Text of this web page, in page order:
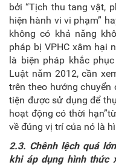
bởi “Tịch thu tang vật,
hiện hành vi vi phạm”
không có khả năng
pháp bị VPHC xâm hại
là biện pháp khắc
Luật năm 2012, cần
trên theo hướng chuyển
tiện được sử dụng để
hoạt động có thời
về đúng vị trí của nó là
2.3. Chênh lệch quá
khi áp dụng hình thức